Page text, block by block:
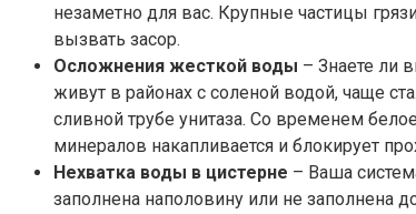
незаметно для вас. Крупные частицы
вызвать засор.
Осложнения жесткой воды – Знаете ли
живут в районах с соленой водой, чаще
сливной трубе унитаза. Со временем
минералов накапливается и блокирует
Нехватка воды в цистерне – Ваша
заполнена наполовину или не заполнена